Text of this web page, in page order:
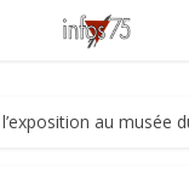
au musée